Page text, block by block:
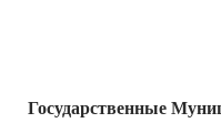
Государственные